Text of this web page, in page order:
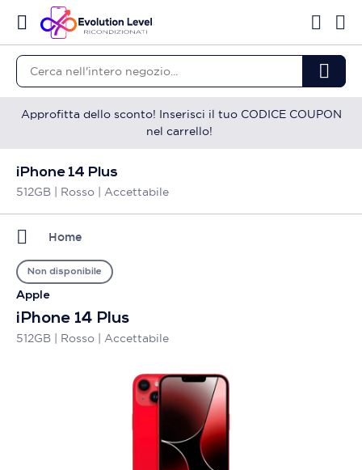
Approfitta dello sconto! Inserisci il tuo CODICE COUPON
nel carrello!
iPhone 14 Plus
512GB | Rosso | Accettabile
Home
Apple
iPhone 14 Plus
512GB | Rosso | Accettabile
Non disponibile